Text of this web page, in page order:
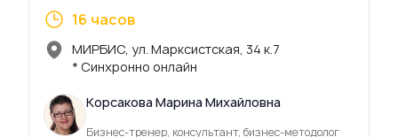
16 часов
МИРБИС, ул. Марксистская, 34 к.7
* Синхронно онлайн
Корсакова Марина Михайловна
Бизнес-тренер, консультант, бизнес-методолог